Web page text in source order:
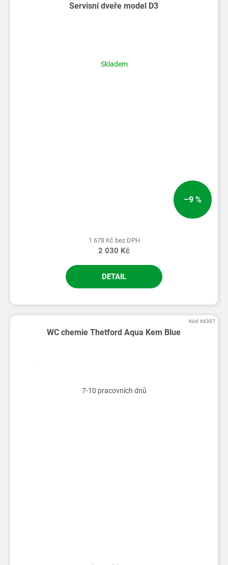
Servisní dveře model D3
Skladem
–9 %
1 678 Kč bez DPH
2 030 Kč
DETAIL
WC chemie Thetford Aqua Kem Blue
7-10 pracovních dnů
Kód:66307